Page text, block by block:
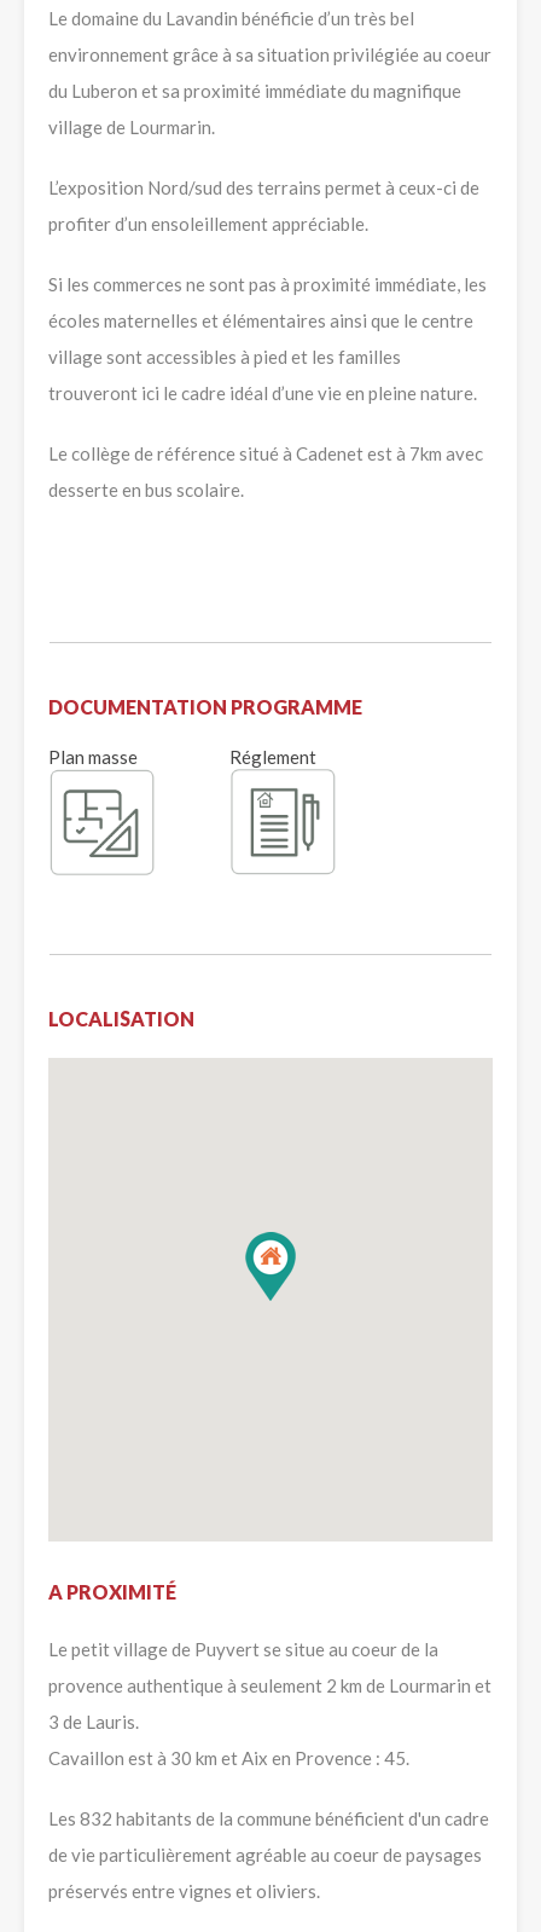
Le domaine du Lavandin bénéficie d’un très bel
environnement grâce à sa situation privilégiée au coeur
du Luberon et sa proximité immédiate du magnifique
village de Lourmarin.
L’exposition Nord/sud des terrains permet à ceux-ci de
profiter d’un ensoleillement appréciable.
Si les commerces ne sont pas à proximité immédiate, les
écoles maternelles et élémentaires ainsi que le centre
village sont accessibles à pied et les familles
trouveront ici le cadre idéal d’une vie en pleine nature.
Le collège de référence situé à Cadenet est à 7km avec
desserte en bus scolaire.
DOCUMENTATION PROGRAMME
Plan masse Réglement
LOCALISATION
A PROXIMITÉ
Le petit village de Puyvert se situe au coeur de la
provence authentique à seulement 2 km de Lourmarin et
3 de Lauris.
Cavaillon est à 30 km et Aix en Provence : 45.
Les 832 habitants de la commune bénéficient d'un cadre
de vie particulièrement agréable au coeur de paysages
préservés entre vignes et oliviers.